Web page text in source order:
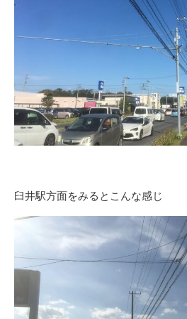
臼井駅方面をみるとこんな感じ